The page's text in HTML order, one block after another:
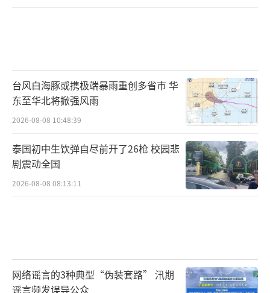
台风白海豚或携极端暴雨重创多省市 华
东至华北将掀强风雨
2026-08-08 10:48:39
泰国初中生饮弹自尽前开了26枪 校园悲
剧震动全国
2026-08-08 08:13:11
网络谣言的3种典型“伪装套路” 汛期
谣言频发误导公众